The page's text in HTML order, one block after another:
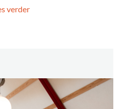
verder